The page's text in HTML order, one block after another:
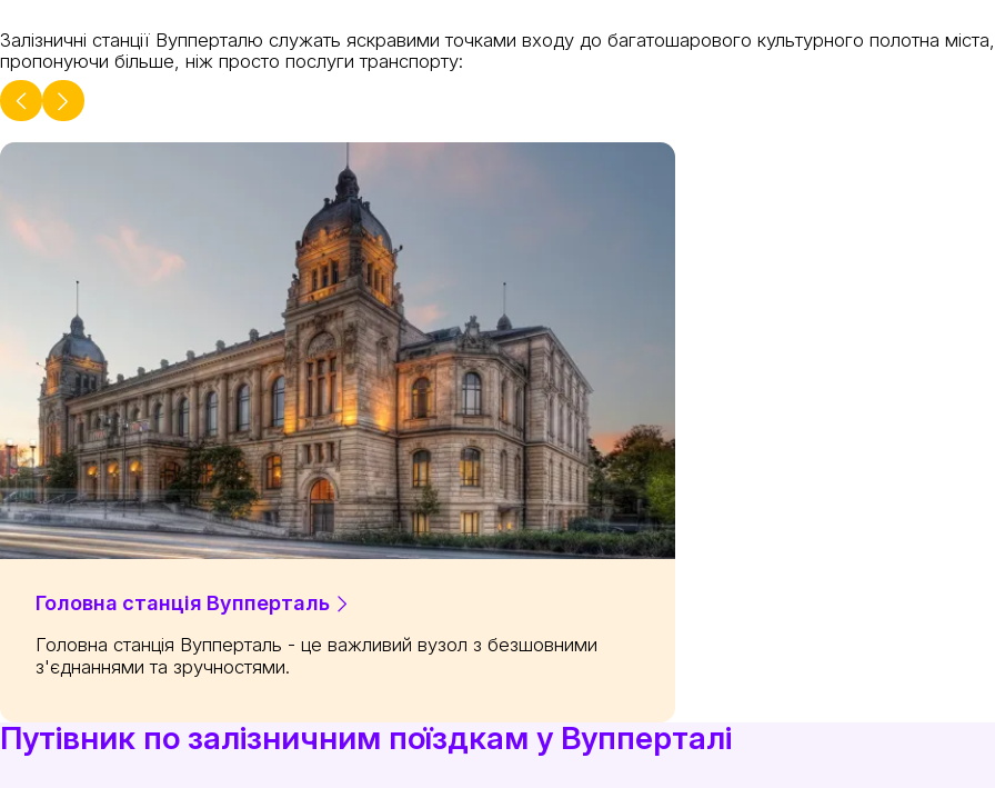
Залізничні станції Вупперталю служать яскравими точками входу до багатошарового культурного полотна міста,
пропонуючи більше, ніж просто послуги транспорту:
Головна станція Вупперталь
Головна станція Вупперталь - це важливий вузол з безшовними
з'єднаннями та зручностями.
Путівник по залізничним поїздкам у Вупперталі